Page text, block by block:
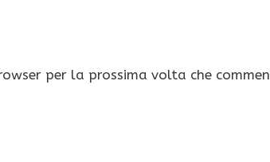
per la prossima volta che